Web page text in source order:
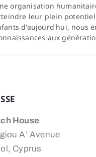
organisation
leur plein
d'aujourd'hui, nous
aux
House
A’ Avenue
Cyprus